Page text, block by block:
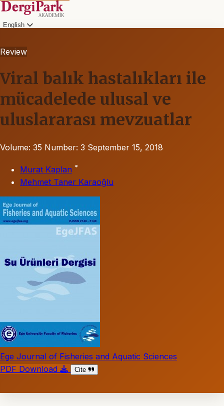
English
Review
Viral balık hastalıkları ile
mücadelede ulusal ve
uluslararası mevzuatlar
Volume: 35 Number: 3 September 15, 2018
Murat Kaplan *
Mehmet Taner Karaoğlu
Ege Journal of Fisheries and Aquatic Sciences
PDF Download
Cite